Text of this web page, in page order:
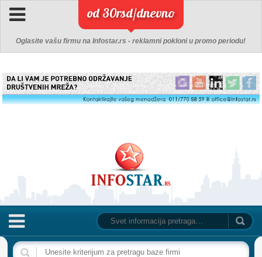
od 30rsd/dnevno
Oglasite vašu firmu na Infostar.rs - reklamni pokloni u promo periodu!
NASLOVNA